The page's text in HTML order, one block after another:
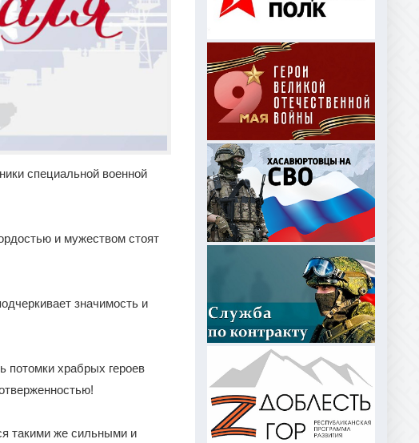
специальной военной
и мужеством стоят
значимость и
потомки храбрых героев
такими же сильными и